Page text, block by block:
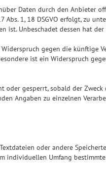
Daten durch den Anbieter
1, 18 DSGVO erfolgt, zu
Unbeschadet dessen hat
gegen die
ist ein Widerspruch
gesperrt, sobald der
Angaben zu einzelnen
oder andere
individuellen Umfang